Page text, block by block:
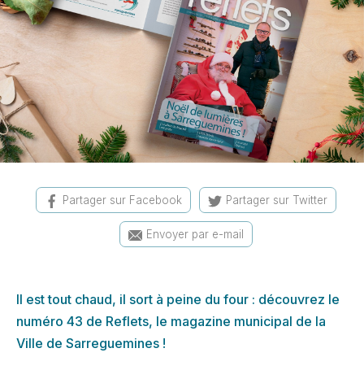
Partager sur Facebook Partager sur Twitter
Envoyer par e-mail
Il est tout chaud, il sort à peine du four : découvrez le
numéro 43 de Reflets, le magazine municipal de la
Ville de Sarreguemines !